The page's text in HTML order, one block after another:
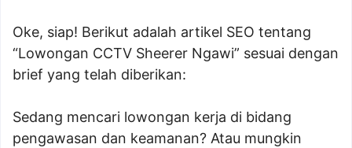
Oke, siap! Berikut adalah artikel SEO tentang
“Lowongan CCTV Sheerer Ngawi” sesuai dengan
brief yang telah diberikan:
Sedang mencari lowongan kerja di bidang
pengawasan dan keamanan? Atau mungkin